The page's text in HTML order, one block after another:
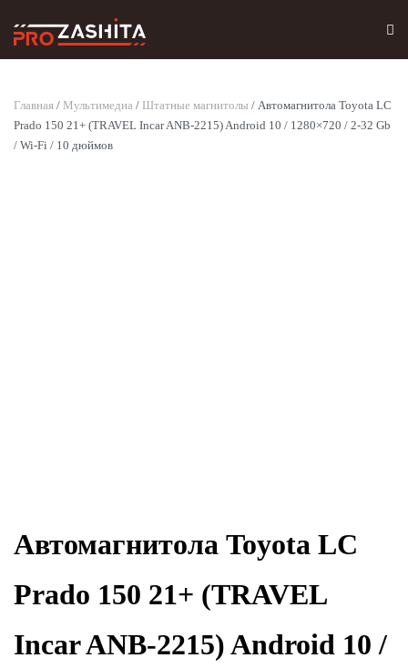
Skip to main content
Главная / Мультимедиа / Штатные магнитолы / Автомагнитола Toyota LC
Prado 150 21+ (TRAVEL Incar ANB-2215) Android 10 / 1280×720 / 2-32 Gb
/ Wi-Fi / 10 дюймов
Автомагнитола Toyota LC
Prado 150 21+ (TRAVEL
Incar ANB-2215) Android 10 /